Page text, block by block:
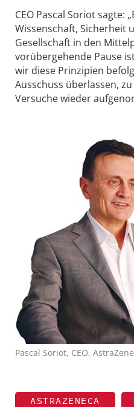
CEO Pascal Soriot sagte:
Wissenschaft, Sicherheit
Gesellschaft in den
vorübergehende Pause
wir diese Prinzipien
Ausschuss überlassen,
Versuche wieder
Pascal Soriot, CEO,
ASTRAZENECA